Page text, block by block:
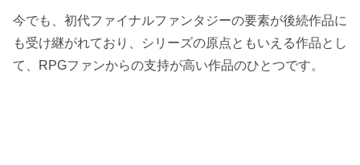
今でも、初代ファイナルファンタジーの要素が後続作品に
も受け継がれており、シリーズの原点ともいえる作品とし
て、RPGファンからの支持が高い作品のひとつです。